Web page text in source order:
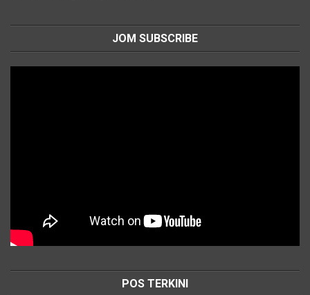
JOM SUBSCRIBE
POS TERKINI